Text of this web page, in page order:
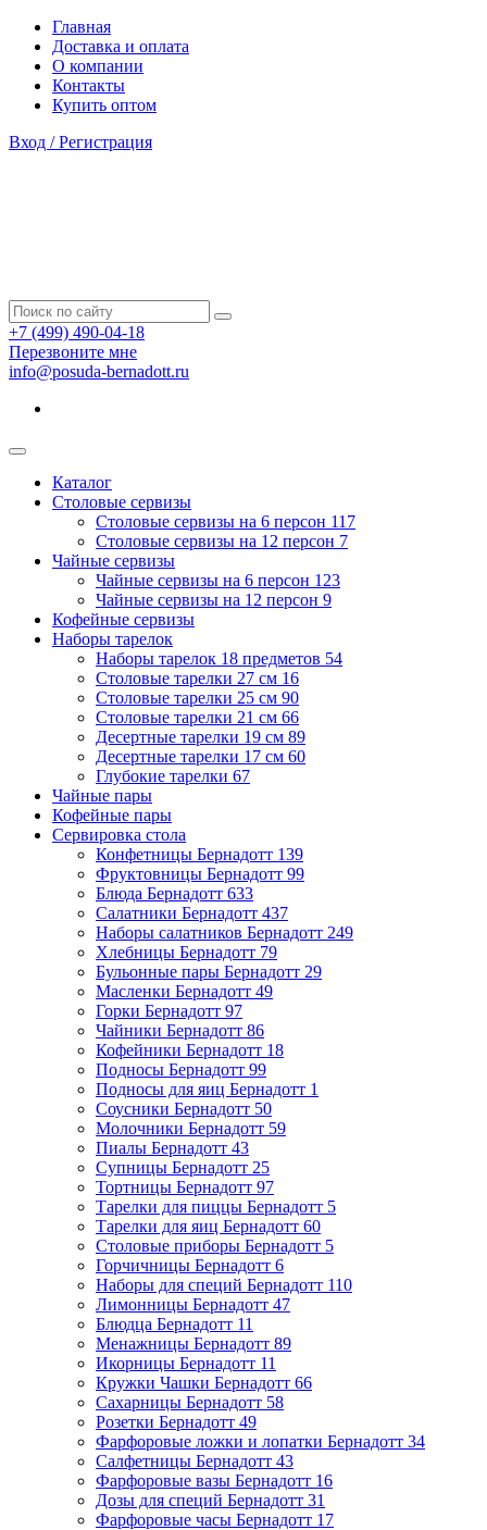
Главная
Доставка и оплата
О компании
Контакты
Купить оптом
Вход / Регистрация
+7 (499) 490-04-18
Перезвоните мне
info@posuda-bernadott.ru
Каталог
Столовые сервизы
Столовые сервизы на 6 персон 117
Столовые сервизы на 12 персон 7
Чайные сервизы
Чайные сервизы на 6 персон 123
Чайные сервизы на 12 персон 9
Кофейные сервизы
Наборы тарелок
Наборы тарелок 18 предметов 54
Столовые тарелки 27 см 16
Столовые тарелки 25 см 90
Столовые тарелки 21 см 66
Десертные тарелки 19 см 89
Десертные тарелки 17 см 60
Глубокие тарелки 67
Чайные пары
Кофейные пары
Сервировка стола
Конфетницы Бернадотт 139
Фруктовницы Бернадотт 99
Блюда Бернадотт 633
Салатники Бернадотт 437
Наборы салатников Бернадотт 249
Хлебницы Бернадотт 79
Бульонные пары Бернадотт 29
Масленки Бернадотт 49
Горки Бернадотт 97
Чайники Бернадотт 86
Кофейники Бернадотт 18
Подносы Бернадотт 99
Подносы для яиц Бернадотт 1
Соусники Бернадотт 50
Молочники Бернадотт 59
Пиалы Бернадотт 43
Супницы Бернадотт 25
Тортницы Бернадотт 97
Тарелки для пиццы Бернадотт 5
Тарелки для яиц Бернадотт 60
Столовые приборы Бернадотт 5
Горчичницы Бернадотт 6
Наборы для специй Бернадотт 110
Лимонницы Бернадотт 47
Блюдца Бернадотт 11
Менажницы Бернадотт 89
Икорницы Бернадотт 11
Кружки Чашки Бернадотт 66
Сахарницы Бернадотт 58
Розетки Бернадотт 49
Фарфоровые ложки и лопатки Бернадотт 34
Салфетницы Бернадотт 43
Фарфоровые вазы Бернадотт 16
Дозы для специй Бернадотт 31
Фарфоровые часы Бернадотт 17